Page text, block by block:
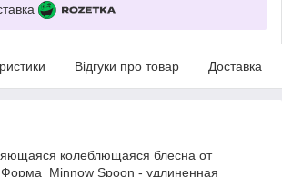
Відгуки про товар Доставка
колеблющаяся блесна от
Minnow Spoon - удлиненная